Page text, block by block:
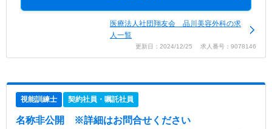
医療法人社団翔友会 品川美容外科の求
人一覧
更新日：2024/12/25 求人番号：9078146
視能訓練士 契約社員・嘱託社員
名称非公開 ※詳細はお問合せください